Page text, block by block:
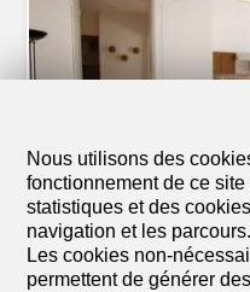
1/ 13
Nous utilisons des
fonctionnement de ce
statistiques et des
navigation et les parcours.
Les cookies non-
permettent de générer